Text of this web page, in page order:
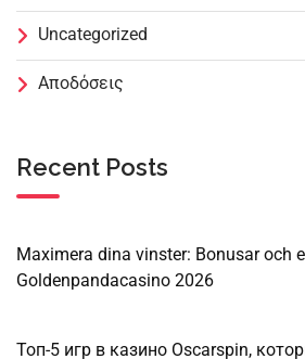
Uncategorized
Αποδόσεις
Recent Posts
Maximera dina vinster: Bonusar och
Goldenpandacasino 2026
Топ-5 игр в казино Oscarspin,